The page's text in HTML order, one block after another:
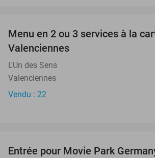
Menu en 2 ou 3 services à la
Valenciennes
L'Un des Sens
Valenciennes
Vendu : 22
Entrée pour Movie Park